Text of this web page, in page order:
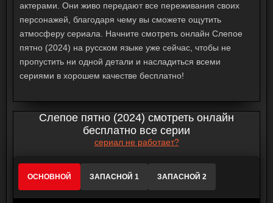
актерами. Они живо передают все переживания своих
персонажей, благодаря чему вы сможете ощутить
атмосферу сериала. Начните смотреть онлайн Слепое
пятно (2024) на русском языке уже сейчас, чтобы не
пропустить ни одной детали и насладиться всеми
сериями в хорошем качестве бесплатно!
Слепое пятно (2024) смотреть онлайн
бесплатно все серии
сериал не работает?
ОСНОВНОЙ ЗАПАСНОЙ 1 ЗАПАСНОЙ 2